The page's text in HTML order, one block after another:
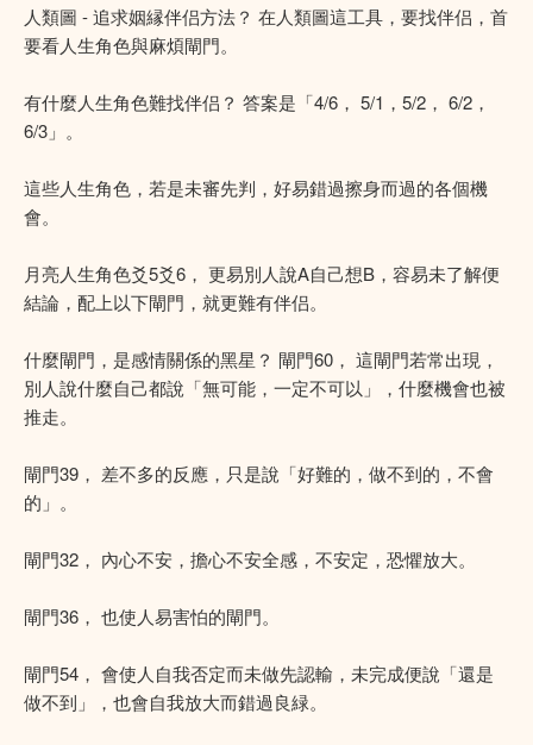
人類圖 - 追求姻縁伴侣方法？ 在人類圖這工具，要找伴侣，首
要看人生角色與麻煩閘門。
有什麼人生角色難找伴侣？ 答案是「4/6， 5/1，5/2， 6/2，
6/3」。
這些人生角色，若是未審先判，好易錯過擦身而過的各個機
會。
月亮人生角色爻5爻6， 更易別人說A自己想B，容易未了解便
結論，配上以下閘門，就更難有伴侣。
什麼閘門，是感情關係的黑星？ 閘門60， 這閘門若常出現，
別人說什麼自己都說「無可能，一定不可以」，什麼機會也被
推走。
閘門39， 差不多的反應，只是說「好難的，做不到的，不會
的」。
閘門32， 內心不安，擔心不安全感，不安定，恐懼放大。
閘門36， 也使人易害怕的閘門。
閘門54， 會使人自我否定而未做先認輸，未完成便說「還是
做不到」，也會自我放大而錯過良緑。